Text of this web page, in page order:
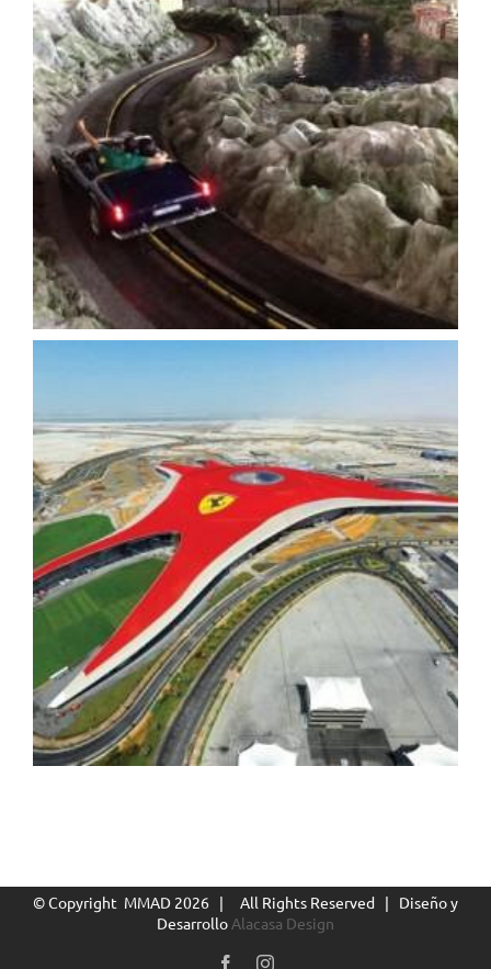
© Copyright MMAD 2026 | All Rights Reserved | Diseño y
Desarrollo Alacasa Design
FacebookInstagram